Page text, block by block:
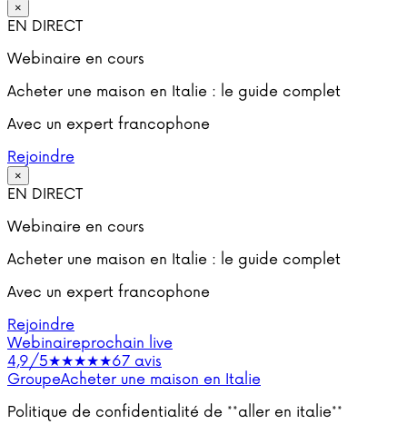
×
EN DIRECT
Webinaire en cours
Acheter une maison en Italie : le guide complet
Avec un expert francophone
Rejoindre
×
EN DIRECT
Webinaire en cours
Acheter une maison en Italie : le guide complet
Avec un expert francophone
Rejoindre
Webinaireprochain live
4,9/5★★★★★67 avis
GroupeAcheter une maison en Italie
Politique de confidentialité de **aller en italie**